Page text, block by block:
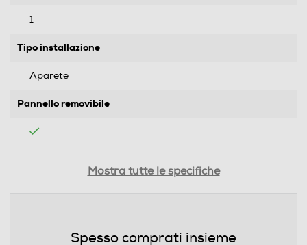
1
Tipo installazione
Aparete
Pannello removibile
Mostra tutte le specifiche
Spesso comprati insieme